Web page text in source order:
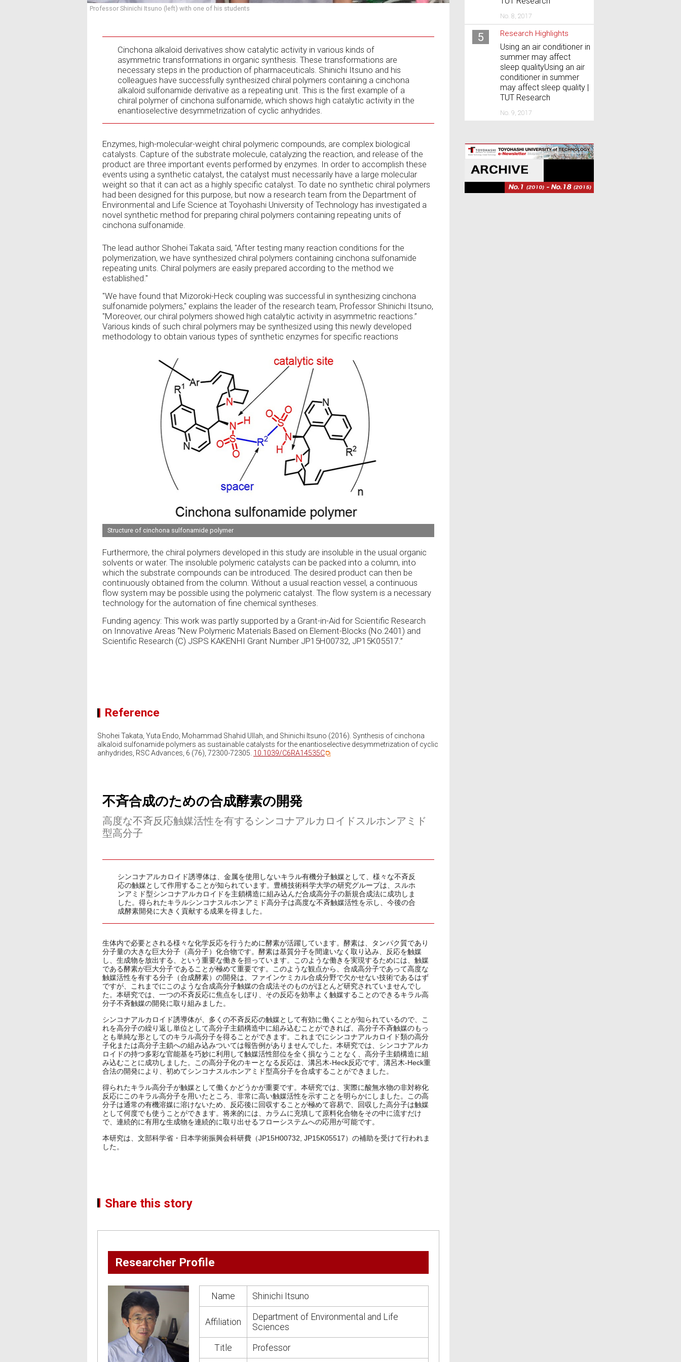
Professor Shinichi Itsuno (left) with one of his students
Cinchona alkaloid derivatives show catalytic activity in various kinds of
asymmetric transformations in organic synthesis. These transformations are
necessary steps in the production of pharmaceuticals. Shinichi Itsuno and his
colleagues have successfully synthesized chiral polymers containing a cinchona
alkaloid sulfonamide derivative as a repeating unit. This is the first example of a
chiral polymer of cinchona sulfonamide, which shows high catalytic activity in the
enantioselective desymmetrization of cyclic anhydrides.
Enzymes, high-molecular-weight chiral polymeric compounds, are complex biological
catalysts. Capture of the substrate molecule, catalyzing the reaction, and release of the
product are three important events performed by enzymes. In order to accomplish these
events using a synthetic catalyst, the catalyst must necessarily have a large molecular
weight so that it can act as a highly specific catalyst. To date no synthetic chiral polymers
had been designed for this purpose, but now a research team from the Department of
Environmental and Life Science at Toyohashi University of Technology has investigated a
novel synthetic method for preparing chiral polymers containing repeating units of
cinchona sulfonamide.
The lead author Shohei Takata said, "After testing many reaction conditions for the
polymerization, we have synthesized chiral polymers containing cinchona sulfonamide
repeating units. Chiral polymers are easily prepared according to the method we
established."
"We have found that Mizoroki-Heck coupling was successful in synthesizing cinchona
sulfonamide polymers," explains the leader of the research team, Professor Shinichi Itsuno,
"Moreover, our chiral polymers showed high catalytic activity in asymmetric reactions.”
Various kinds of such chiral polymers may be synthesized using this newly developed
methodology to obtain various types of synthetic enzymes for specific reactions
Structure of cinchona sulfonamide polymer
Furthermore, the chiral polymers developed in this study are insoluble in the usual organic
solvents or water. The insoluble polymeric catalysts can be packed into a column, into
which the substrate compounds can be introduced. The desired product can then be
continuously obtained from the column. Without a usual reaction vessel, a continuous
flow system may be possible using the polymeric catalyst. The flow system is a necessary
technology for the automation of fine chemical syntheses.
Funding agency: This work was partly supported by a Grant-in-Aid for Scientific Research
on Innovative Areas “New Polymeric Materials Based on Element-Blocks (No.2401) and
Scientific Research (C) JSPS KAKENHI Grant Number JP15H00732, JP15K05517.”
Reference
Shohei Takata, Yuta Endo, Mohammad Shahid Ullah, and Shinichi Itsuno (2016). Synthesis of cinchona
alkaloid sulfonamide polymers as sustainable catalysts for the enantioselective desymmetrization of cyclic
anhydrides, RSC Advances, 6 (76), 72300-72305. 10.1039/C6RA14535C
不斉合成のための合成酵素の開発
高度な不斉反応触媒活性を有するシンコナアルカロイドスルホンアミド
型高分子
シンコナアルカロイド誘導体は、金属を使用しないキラル有機分子触媒として、様々な不斉反
応の触媒として作用することが知られています。豊橋技術科学大学の研究グループは、スルホ
ンアミド型シンコナアルカロイドを主鎖構造に組み込んだ合成高分子の新規合成法に成功しま
した。得られたキラルシンコナスルホンアミド高分子は高度な不斉触媒活性を示し、今後の合
成酵素開発に大きく貢献する成果を得ました。
生体内で必要とされる様々な化学反応を行うために酵素が活躍しています。酵素は、タンパク質であり
分子量の大きな巨大分子（高分子）化合物です。酵素は基質分子を間違いなく取り込み、反応を触媒
し、生成物を放出する、という重要な働きを担っています。このような働きを実現するためには、触媒
である酵素が巨大分子であることが極めて重要です。このような観点から、合成高分子であって高度な
触媒活性を有する分子（合成酵素）の開発は、ファインケミカル合成分野で欠かせない技術であるはず
ですが、これまでにこのような合成高分子触媒の合成法そのものがほとんど研究されていませんでし
た。本研究では、一つの不斉反応に焦点をしぼり、その反応を効率よく触媒することのできるキラル高
分子不斉触媒の開発に取り組みました。
シンコナアルカロイド誘導体が、多くの不斉反応の触媒として有効に働くことが知られているので、こ
れを高分子の繰り返し単位として高分子主鎖構造中に組み込むことができれば、高分子不斉触媒のもっ
とも単純な形としてのキラル高分子を得ることができます。これまでにシンコナアルカロイド類の高分
子化または高分子主鎖への組み込みついては報告例がありませんでした。本研究では、シンコナアルカ
ロイドの持つ多彩な官能基を巧妙に利用して触媒活性部位を全く損なうことなく、高分子主鎖構造に組
み込むことに成功しました。この高分子化のキーとなる反応は、溝呂木‐Heck反応です。溝呂木‐Heck重
合法の開発により、初めてシンコナスルホンアミド型高分子を合成することができました。
得られたキラル高分子が触媒として働くかどうかが重要です。本研究では、実際に酸無水物の非対称化
反応にこのキラル高分子を用いたところ、非常に高い触媒活性を示すことを明らかにしました。この高
分子は通常の有機溶媒に溶けないため、反応後に回収することが極めて容易で、回収した高分子は触媒
として何度でも使うことができます。将来的には、カラムに充填して原料化合物をその中に流すだけ
で、連続的に有用な生成物を連続的に取り出せるフローシステムへの応用が可能です。
本研究は、文部科学省・日本学術振興会科研費（JP15H00732, JP15K05517）の補助を受けて行われま
した。
Share this story
Researcher Profile
Name Shinichi Itsuno
Affiliation
Department of Environmental and Life
Sciences
Title Professor
No. 8, 2017
5 Research Highlights
Using an air conditioner in
summer may affect
sleep qualityUsing an air
conditioner in summer
may affect sleep quality |
TUT Research
No. 9, 2017